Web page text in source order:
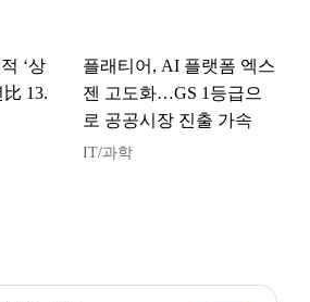
‘상
13.
플래티어, AI 플랫폼 엑스
젠 고도화…GS 1등급으
로 공공시장 진출 가속
IT/과학